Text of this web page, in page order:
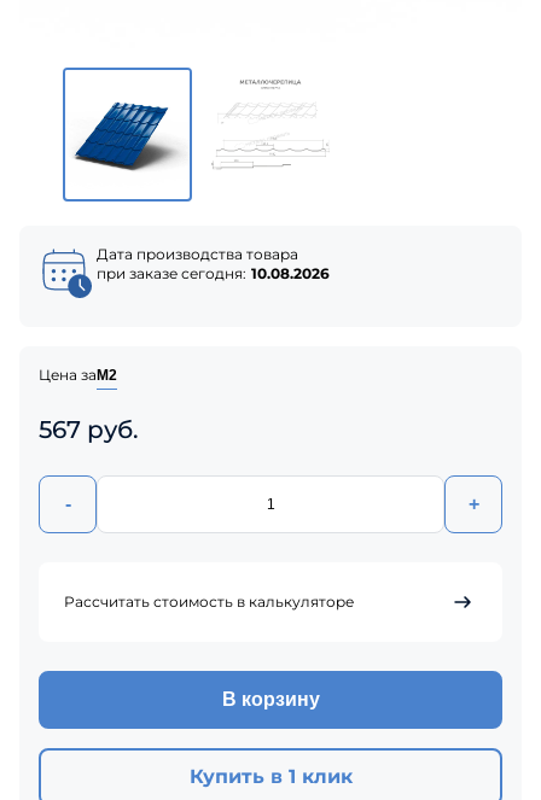
Дата производства товара
при заказе сегодня: 10.08.2026
Цена заМ2
567 руб.
- +
Рассчитать стоимость в калькуляторе
В корзину
Купить в 1 клик